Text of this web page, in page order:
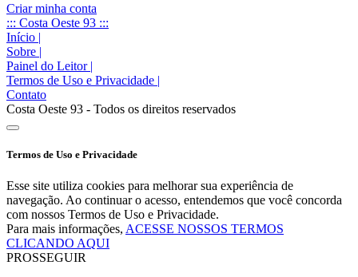
Criar minha conta
::: Costa Oeste 93 :::
Início |
Sobre |
Painel do Leitor |
Termos de Uso e Privacidade |
Contato
Costa Oeste 93 - Todos os direitos reservados
Termos de Uso e Privacidade
Esse site utiliza cookies para melhorar sua experiência de
navegação. Ao continuar o acesso, entendemos que você concorda
com nossos Termos de Uso e Privacidade.
Para mais informações, ACESSE NOSSOS TERMOS
CLICANDO AQUI
PROSSEGUIR